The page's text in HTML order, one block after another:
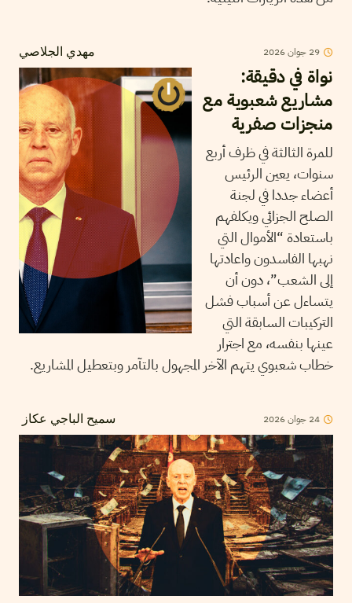
مهدي الجلاصي 29 جوان2026
نواة في دقيقة:
مشاريع شعبوية مع
منجزات صفرية
للمرة الثالثة في ظرف أربع
سنوات، يعين الرئيس
أعضاء جددا في لجنة
الصلح الجزائي ويكلفهم
باستعادة “الأموال التي
نهبها الفاسدون واعادتها
إلى الشعب”، دون أن
يتساءل عن أسباب فشل
التركيبات السابقة التي
عينها بنفسه، مع اجترار
خطاب شعبوي يتهم الآخر المجهول بالتآمر وبتعطيل المشاريع.
سميح الباجي عكاز 24 جوان2026